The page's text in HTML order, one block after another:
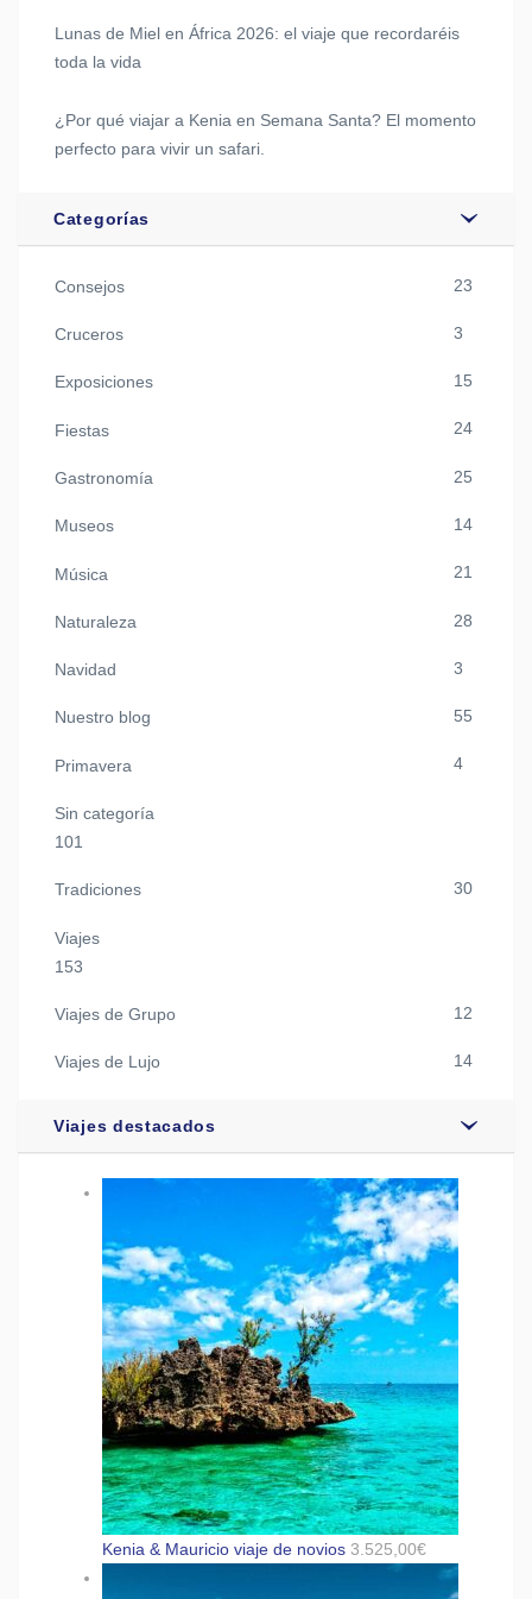
Lunas de Miel en África 2026: el viaje que recordaréis
toda la vida
¿Por qué viajar a Kenia en Semana Santa? El momento
perfecto para vivir un safari.
Categorías
Consejos 23
Cruceros 3
Exposiciones 15
Fiestas 24
Gastronomía 25
Museos 14
Música 21
Naturaleza 28
Navidad 3
Nuestro blog 55
Primavera 4
Sin categoría
101
Tradiciones 30
Viajes
153
Viajes de Grupo 12
Viajes de Lujo 14
Viajes destacados
Kenia & Mauricio viaje de novios 3.525,00€